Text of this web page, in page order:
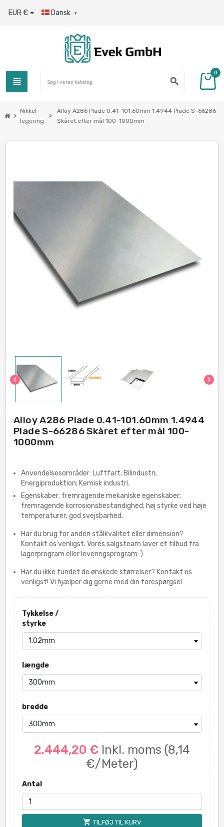
EUR € Dansk 
view_headline search
0
chevron_right
Nikkel-
legering
chevron_right
Alloy A286 Plade 0.41-101.60mm 1.4944 Plade S-66286
Skåret efter mål 100-1000mm
chevron_left chevron_right
Alloy A286 Plade 0.41-101.60mm 1.4944
Plade S-66286 Skåret efter mål 100-
1000mm
Anvendelsesområder: Luftfart; Bilindustri;
Energiproduktion; Kemisk industri.
Egenskaber: fremragende mekaniske egenskaber;
fremragende korrosionsbestandighed; høj styrke ved høje
temperaturer; god svejsbarhed.
Har du brug for anden stålkvalitet eller dimension?
Kontakt os venligst. Vores salgsteam laver et tilbud fra
lagerprogram eller leveringsprogram :)
Har du ikke fundet de ønskede størrelser? Kontakt os
venligst! Vi hjælper dig gerne med din forespørgsel
Tykkelse /
styrke
længde
bredde
2.444,20 € Inkl. moms (8,14
€/Meter)
Antal
shopping_cart TILFØJ TIL KURV